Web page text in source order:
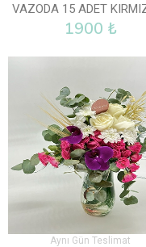
1900 ₺
Aynı Gün Teslimat